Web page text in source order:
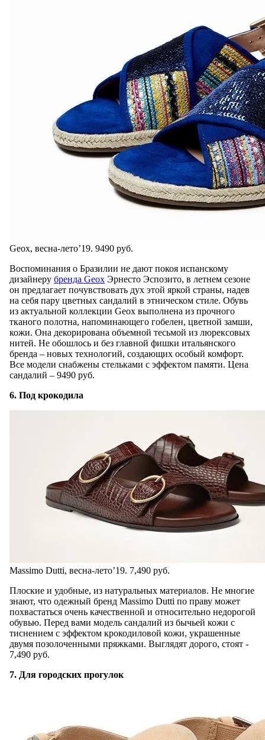
Geox, весна-лето’19. 9490 руб.
Воспоминания о Бразилии не дают покоя испанскому
дизайнеру бренда Geox Эрнесто Эспозито, в летнем сезоне
он предлагает почувствовать дух этой яркой страны, надев
на себя пару цветных сандалий в этническом стиле. Обувь
из актуальной коллекции Geox выполнена из прочного
тканого полотна, напоминающего гобелен, цветной замши,
кожи. Она декорирована объемной тесьмой из люрексовых
нитей. Не обошлось и без главной фишки итальянского
бренда – новых технологий, создающих особый комфорт.
Все модели снабжены стельками с эффектом памяти. Цена
сандалий – 9490 руб.
6. Под крокодила
Massimo Dutti, весна-лето’19. 7,490 руб.
Плоские и удобные, из натуральных материалов. Не многие
знают, что одежный бренд Massimo Dutti по праву может
похвастаться очень качественной и относительно недорогой
обувью. Перед вами модель сандалий из бычьей кожи с
тиснением с эффектом крокодиловой кожи, украшенные
двумя позолоченными пряжками. Выглядят дорого, стоят -
7,490 руб.
7. Для городских прогулок